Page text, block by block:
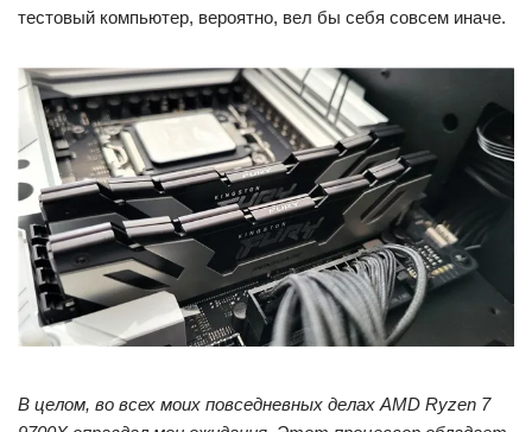
тестовый компьютер, вероятно, вел бы себя совсем иначе.
В целом, во всех моих повседневных делах AMD Ryzen 7